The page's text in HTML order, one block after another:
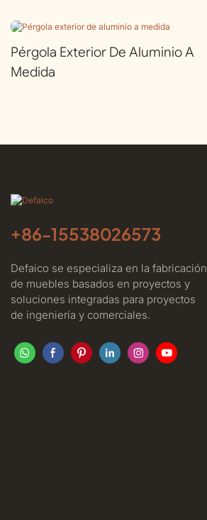
Pérgola Exterior De Aluminio A
Medida
+86-15538026573
Defaico se especializa en la fabricación
de muebles basados ​​en proyectos y
soluciones integradas para proyectos
de ingeniería y comerciales.